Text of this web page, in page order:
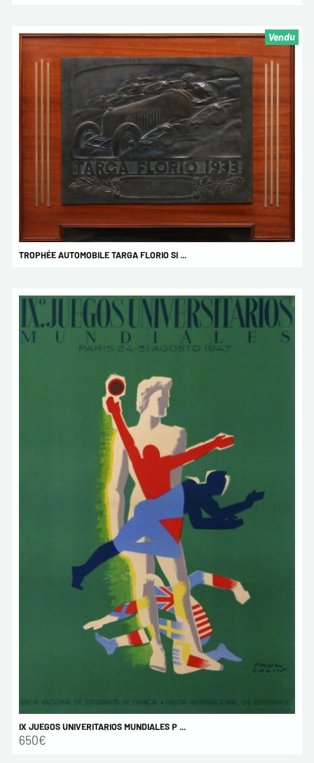
TROPHÉE AUTOMOBILE TARGA FLORIO SI ...
Vendu
IX JUEGOS UNIVERITARIOS MUNDIALES P ...
650€